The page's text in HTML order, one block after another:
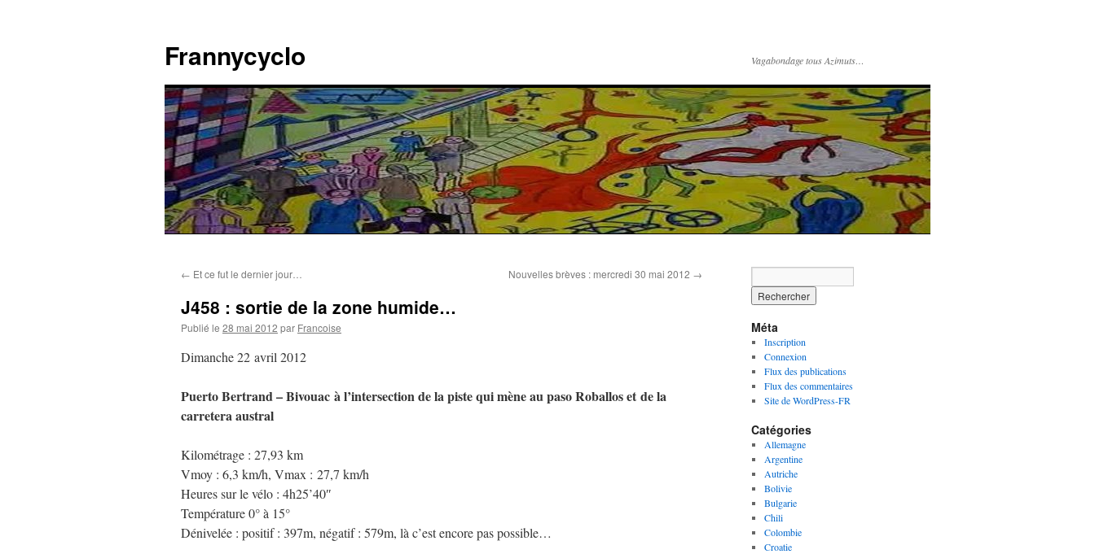
contenu
Frannycyclo Vagabondage tous Azimuts…
← Et ce fut le dernier jour… Nouvelles brèves : mercredi 30 mai 2012 →
J458 : sortie de la zone humide…
Publié le 28 mai 2012 par Francoise
Dimanche 22 avril 2012
Puerto Bertrand – Bivouac à l’intersection de la piste qui mène au paso Roballos et de la
carretera austral
Kilométrage : 27,93 km
Vmoy : 6,3 km/h, Vmax : 27,7 km/h
Heures sur le vélo : 4h25’40″
Température 0° à 15°
Dénivelée : positif : 397m, négatif : 579m, là c’est encore pas possible…
Méta
Inscription
Connexion
Flux des publications
Flux des commentaires
Site de WordPress-FR
Catégories
Allemagne
Argentine
Autriche
Bolivie
Bulgarie
Chili
Colombie
Croatie